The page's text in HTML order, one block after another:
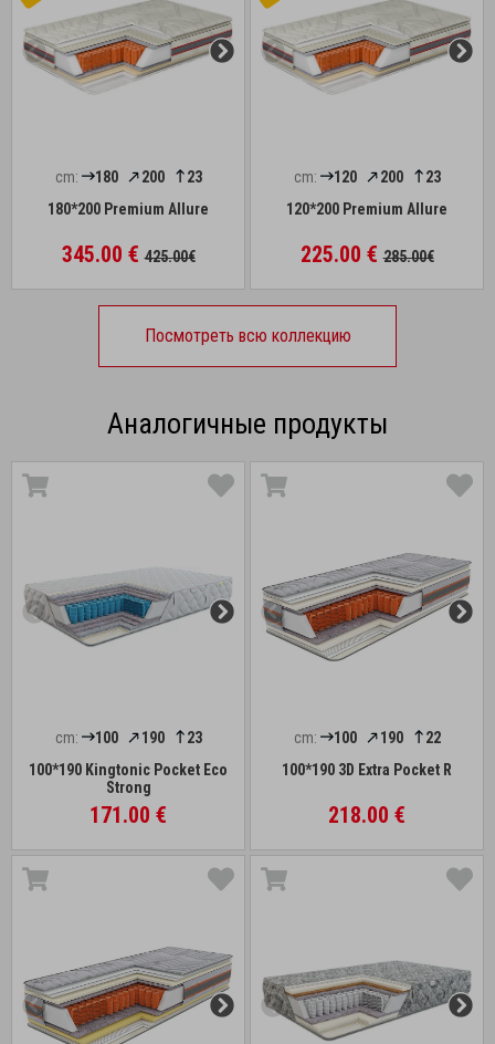
cm: 180 200
23
180*200 Premium Allure
345.00 €425.00€
cm: 120 200
23
120*200 Premium Allure
225.00 €285.00€
Посмотреть всю коллекцию
Аналогичные продукты
cm: 100 190
23
100*190 Kingtonic Pocket Eco
Strong
171.00 €
cm: 100 190
22
100*190 3D Extra Pocket R
218.00 €